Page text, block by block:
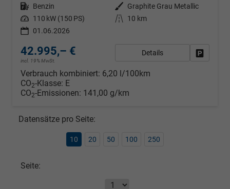
Kraftstoff Benzin Außenfarbe
Graphite Grau Metallic
Leistung 110 kW (150 PS) Kilometerstand
10 km
01.06.2026
42.995,– €
incl. 19% MwSt.
Details
Verbrauch kombiniert: 6,20 l/100km
CO2-Klasse: E
CO2-Emissionen: 141,00 g/km
Datensätze pro Seite:
10 20 50 100 250
Seite: